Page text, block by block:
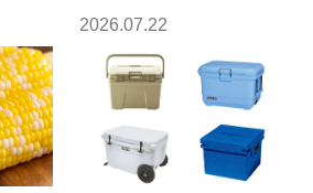
2026.07.22